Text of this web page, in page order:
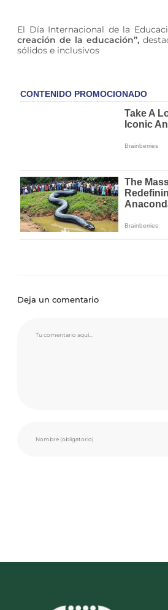
El Día Internacional de la
creación de la educación”,
sólidos e inclusivos
Deja un comentario